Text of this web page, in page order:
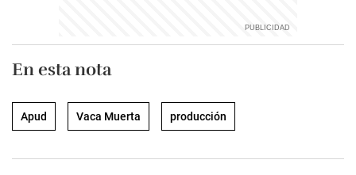
En esta nota
Apud Vaca Muerta producción